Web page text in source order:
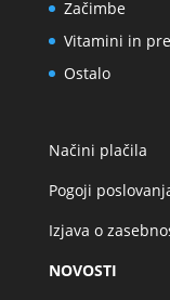
Začimbe
Vitamini in
Ostalo
Načini plačila
Pogoji
Izjava o
NOVOSTI